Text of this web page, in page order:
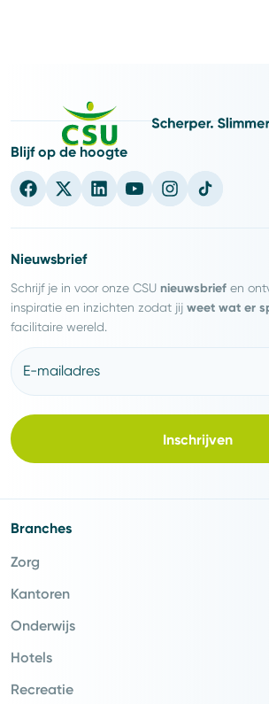
Blijf op de hoogte
Nieuwsbrief
Schrijf je in voor onze CSU nieuwsbrief en
inspiratie en inzichten zodat jij weet wat er
facilitaire wereld.
E-mailadres
Inschrijven
Branches
Zorg
Kantoren
Onderwijs
Hotels
Recreatie